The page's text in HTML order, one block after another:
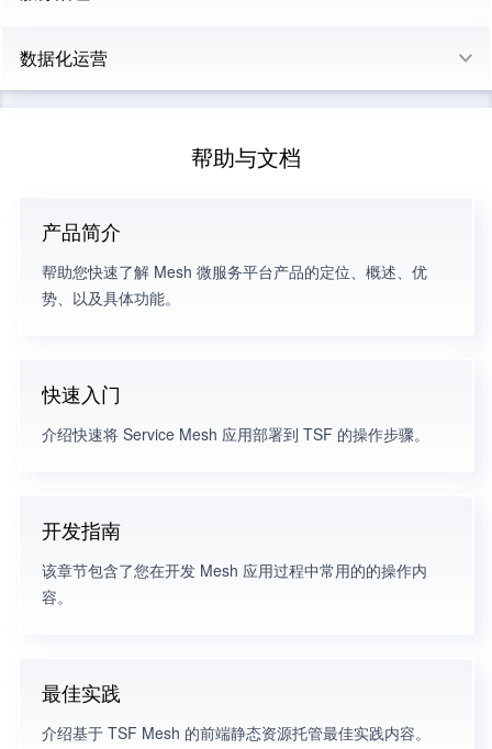
数据化运营
帮助与文档
产品简介
帮助您快速了解 Mesh 微服务平台产品的定位、概述、优
势、以及具体功能。
快速入门
介绍快速将 Service Mesh 应用部署到 TSF 的操作步骤。
开发指南
该章节包含了您在开发 Mesh 应用过程中常用的的操作内
容。
最佳实践
介绍基于 TSF Mesh 的前端静态资源托管最佳实践内容。